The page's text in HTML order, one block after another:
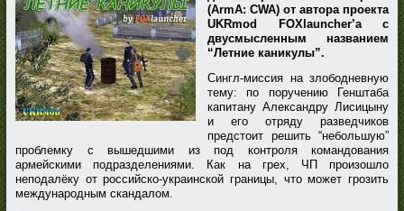
(ArmA: CWA) от автора проекта
UKRmod FOXlauncher’a с
двусмысленным названием
“Летние каникулы”.
Сингл-миссия на злободневную
тему: по поручению Генштаба
капитану Александру Лисицыну
и его отряду разведчиков
предстоит решить “небольшую”
проблемку с вышедшими из под контроля командования
армейскими подразделениями. Как на грех, ЧП произошло
неподалёку от российско-украинской границы, что может грозить
международным скандалом.